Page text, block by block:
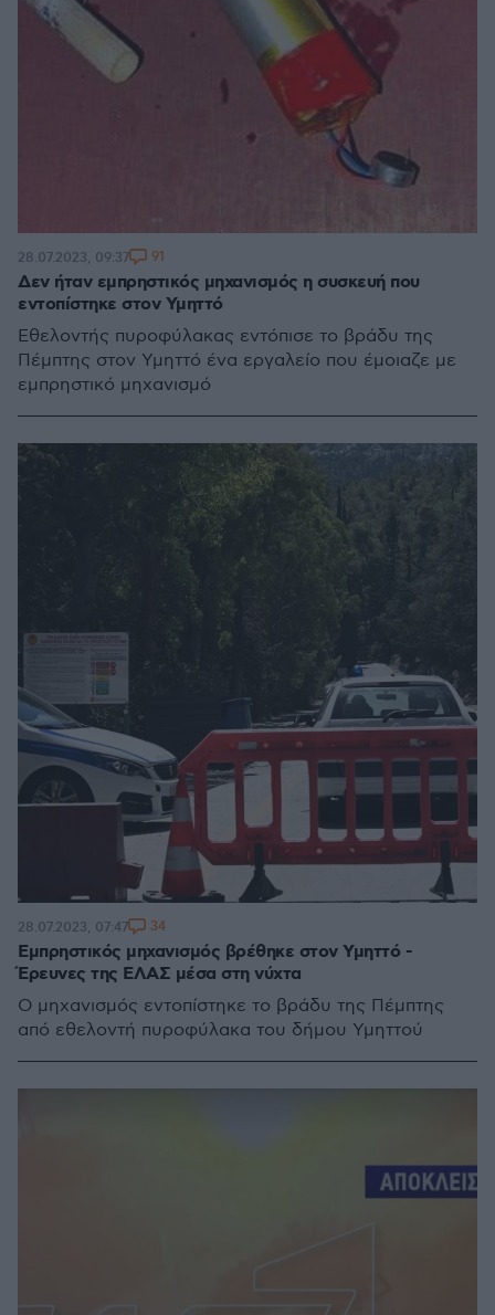
Δεν ήταν εμπρηστικός μηχανισμός η συσκευή που
εντοπίστηκε στον Υμηττό
Εθελοντής πυροφύλακας εντόπισε το βράδυ της
Πέμπτης στον Υμηττό ένα εργαλείο που έμοιαζε με
εμπρηστικό μηχανισμό
28.07.2023, 09:37 91
Εμπρηστικός μηχανισμός βρέθηκε στον Υμηττό -
Έρευνες της ΕΛΑΣ μέσα στη νύχτα
Ο μηχανισμός εντοπίστηκε το βράδυ της Πέμπτης
από εθελοντή πυροφύλακα του δήμου Υμηττού
28.07.2023, 07:47 34